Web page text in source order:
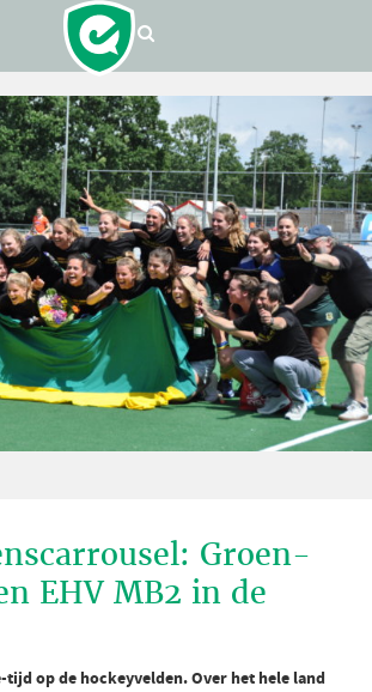
Groen-
EHV MB2 in de
tijd op de hockeyvelden. Over het hele land